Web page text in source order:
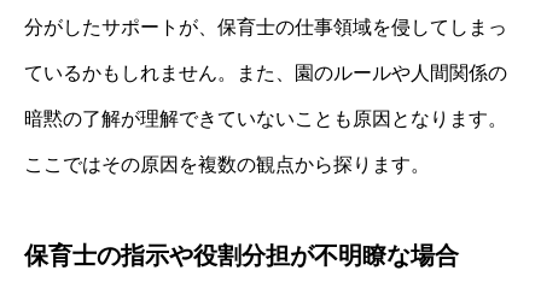
分がしたサポートが、保育士の仕事領域を侵してしまっ
ているかもしれません。また、園のルールや人間関係の
暗黙の了解が理解できていないことも原因となります。
ここではその原因を複数の観点から探ります。
保育士の指示や役割分担が不明瞭な場合